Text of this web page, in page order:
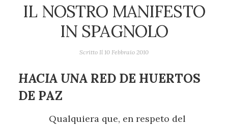
IL NOSTRO MANIFESTO
IN SPAGNOLO
Scritto Il 10 Febbraio 2010
HACIA UNA RED DE HUERTOS
DE PAZ
Qualquiera que, en respeto del